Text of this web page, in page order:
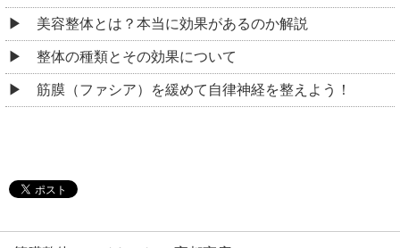
美容整体とは？本当に効果があるのか解説
整体の種類とその効果について
筋膜（ファシア）を緩めて自律神経を整えよう！